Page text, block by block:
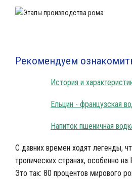
Рекомендуем
История и
Ельцин - французская
Напиток пшеничная
С давних времен ходят легенды,
тропических странах, особенно на
Это так: 80 процентов мирового